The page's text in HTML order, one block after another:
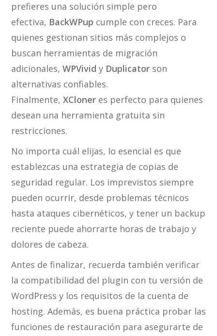
prefieres una solución simple pero
efectiva, BackWPup cumple con creces. Para
quienes gestionan sitios más complejos o
buscan herramientas de migración
adicionales, WPVivid y Duplicatorson
alternativas confiables.
Finalmente, XCloneres perfecto para quienes
desean una herramienta gratuita sin
restricciones.
No importa cuál elijas, lo esencial es que
establezcas una estrategia de copias de
seguridad regular. Los imprevistos siempre
pueden ocurrir, desde problemas técnicos
hasta ataques cibernéticos, y tener un backup
reciente puede ahorrarte horas de trabajo y
dolores de cabeza.
Antes de finalizar, recuerda también verificar
la compatibilidad del plugin con tu versión de
WordPress y los requisitos de la cuenta de
hosting. Además, es buena práctica probar las
funciones de restauración para asegurarte de